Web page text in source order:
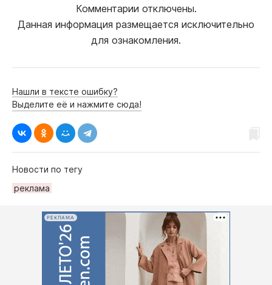
Комментарии отключены.
Данная информация размещается исключительно
для ознакомления.
Нашли в тексте ошибку?
Выделите её и нажмите сюда!
Новости по тегу
реклама
РЕКЛАМА